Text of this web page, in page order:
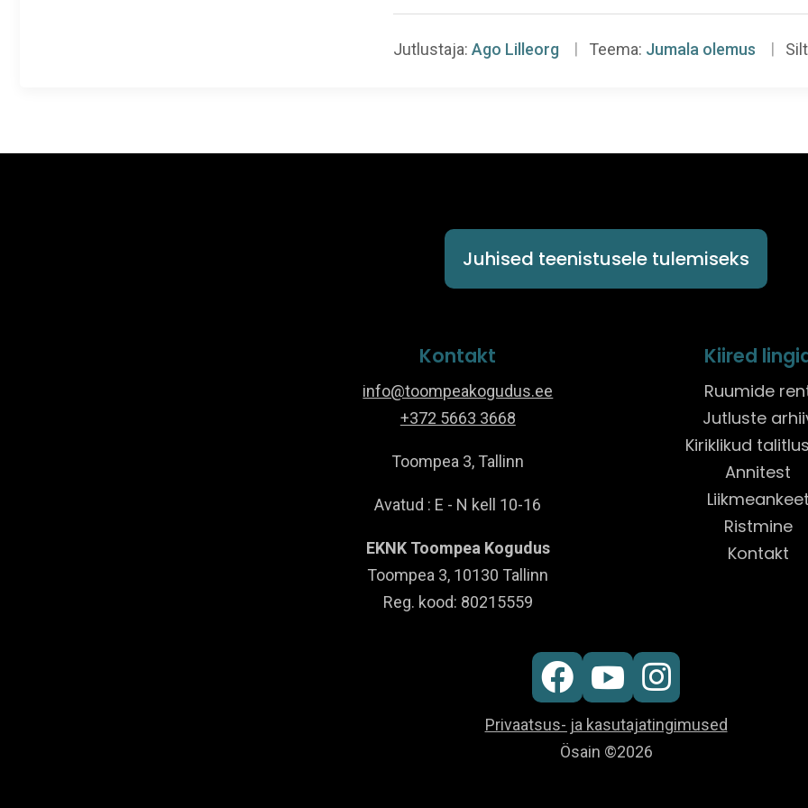
Jutlustaja: Ago Lilleorg Teema: Jumala olemus
Juhised teenistusele tulemiseks
Kontakt
info@toompeakogudus.ee
+372 5663 3668
Toompea 3, Tallinn
Avatud : E - N kell 10-16
EKNK Toompea Kogudus
Toompea 3, 10130 Tallinn
Reg. kood: 80215559
Kiired
Ruumide
Jutluste
Kiriklikud
Annitest
Liikmeankeet
Ristmine
Kontakt
  
Privaatsus- ja kasutajatingimused
Ösain ©2026